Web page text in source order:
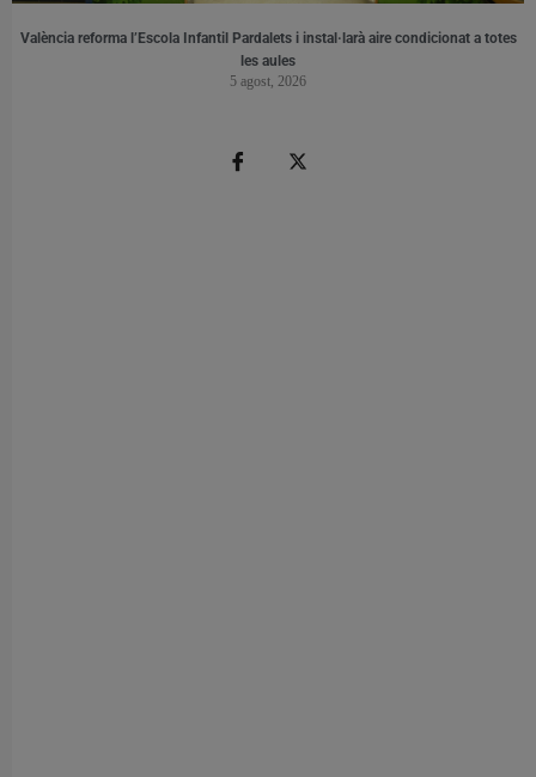
València reforma l’Escola Infantil Pardalets i instal·larà aire condicionat a totes
les aules
5 agost, 2026